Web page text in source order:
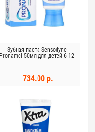
Зубная паста Sensodyne
Pronamel 50мл для детей 6-12
734.00 р.